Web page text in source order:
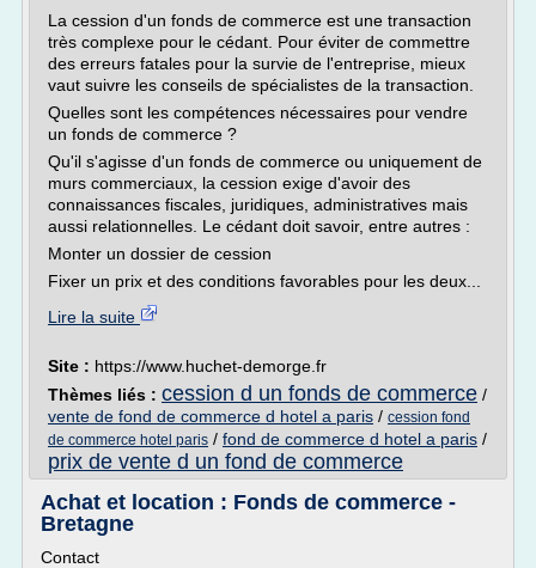
La cession d'un fonds de commerce est une transaction
très complexe pour le cédant. Pour éviter de commettre
des erreurs fatales pour la survie de l'entreprise, mieux
vaut suivre les conseils de spécialistes de la transaction.
Quelles sont les compétences nécessaires pour vendre
un fonds de commerce ?
Qu'il s'agisse d'un fonds de commerce ou uniquement de
murs commerciaux, la cession exige d'avoir des
connaissances fiscales, juridiques, administratives mais
aussi relationnelles. Le cédant doit savoir, entre autres :
Monter un dossier de cession
Fixer un prix et des conditions favorables pour les deux...
Lire la suite
Site : https://www.huchet-demorge.fr
Thèmes liés : cession d un fonds de commerce /
vente de fond de commerce d hotel a paris / cession fond
de commerce hotel paris / fond de commerce d hotel a paris /
prix de vente d un fond de commerce
Achat et location : Fonds de commerce -
Bretagne
Contact